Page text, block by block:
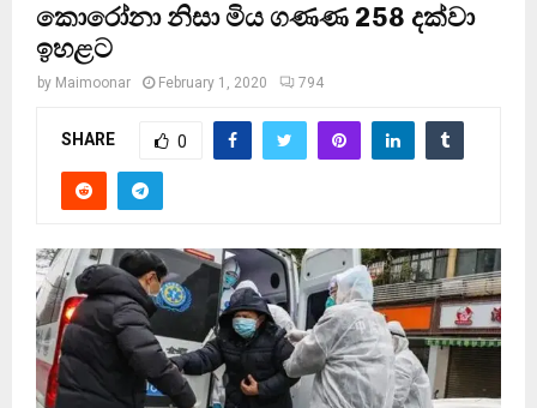
කොරෝනා නිසා මිය ගණණ 258 දක්වා
ඉහළට
by Maimoonar February 1, 2020 794
SHARE 0